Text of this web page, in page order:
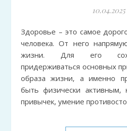
10.04.2025
Здоровье – это самое дорогое в жизни каждого
человека. От него
жизни. Для его
придерживаться основных
образа жизни, а именно
быть физически
привычек, умение